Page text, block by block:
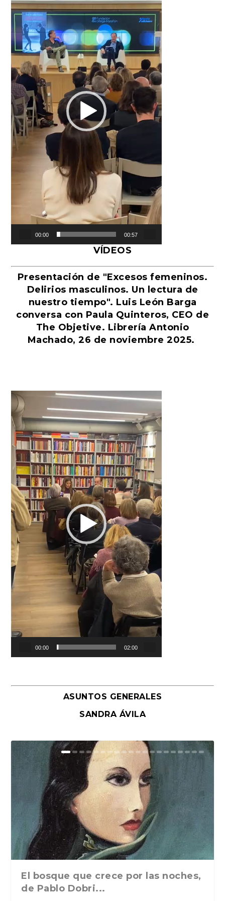
vídeo
00:00 00:57
VÍDEOS
Presentación de "Excesos femeninos.
Delirios masculinos. Un lectura de
nuestro tiempo". Luis León Barga
conversa con Paula Quinteros, CEO de
The Objetive. Librería Antonio
Machado, 26 de noviembre 2025.
Reproductor
de
vídeo
00:00 02:00
ASUNTOS GENERALES
SANDRA ÁVILA
El bosque que crece por las noches,
de Pablo Dobri...